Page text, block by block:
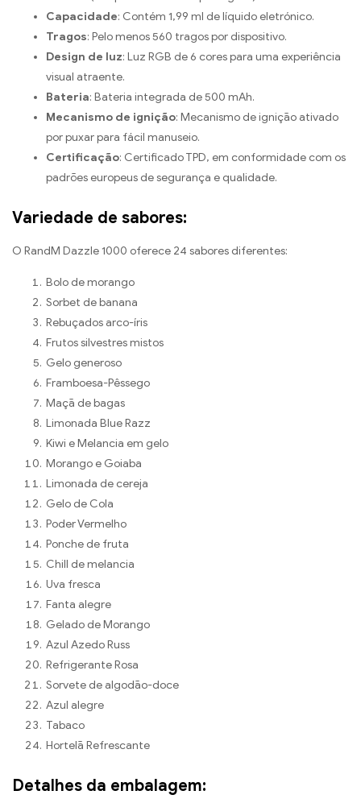
Capacidade: Contém 1,99 ml de líquido eletrónico.
Tragos: Pelo menos 560 tragos por dispositivo.
Design de luz: Luz RGB de 6 cores para uma experiência
visual atraente.
Bateria: Bateria integrada de 500 mAh.
Mecanismo de ignição: Mecanismo de ignição ativado
por puxar para fácil manuseio.
Certificação: Certificado TPD, em conformidade com os
padrões europeus de segurança e qualidade.
Variedade de sabores:
O RandM Dazzle 1000 oferece 24 sabores diferentes:
Bolo de morango
Sorbet de banana
Rebuçados arco-íris
Frutos silvestres mistos
Gelo generoso
Framboesa-Pêssego
Maçã de bagas
Limonada Blue Razz
Kiwi e Melancia em gelo
Morango e Goiaba
Limonada de cereja
Gelo de Cola
Poder Vermelho
Ponche de fruta
Chill de melancia
Uva fresca
Fanta alegre
Gelado de Morango
Azul Azedo Russ
Refrigerante Rosa
Sorvete de algodão-doce
Azul alegre
Tabaco
Hortelã Refrescante
Detalhes da embalagem: